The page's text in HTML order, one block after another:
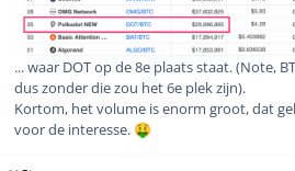
... waar DOT op de 8e plaats staat. (Note,
dus zonder die zou het 6e plek zijn).
Kortom, het volume is enorm groot, dat
voor de interesse. 🤑